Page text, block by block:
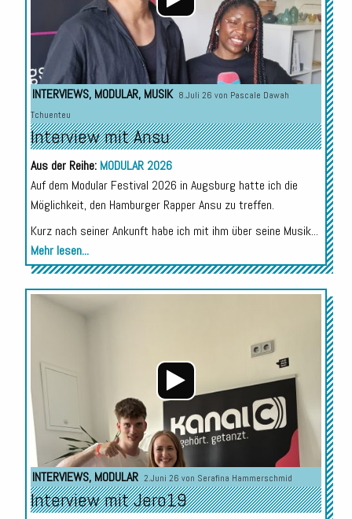
INTERVIEWS, MODULAR, MUSIK 8.Juli 26 von Pascale Dawah
Tchuenteu
Interview mit Ansu
Aus der Reihe: MODULAR 2026
Auf dem Modular Festival 2026 in Augsburg hatte ich die
Möglichkeit, den Hamburger Rapper Ansu zu treffen.
Kurz nach seiner Ankunft habe ich mit ihm über seine Musik...
Mehr lesen...
Audio-
Player
INTERVIEWS, MODULAR 2.Juni 26 von Serafina Hammerschmid
Interview mit Jero19